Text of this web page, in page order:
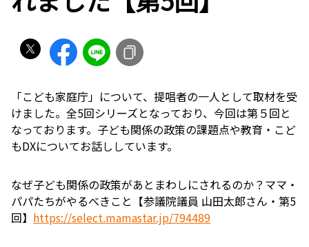
「こども家庭庁」について、提唱者の一人として取材を受
けました。全5回シリーズとなっており、今回は第５回と
なっております。子ども関係の政策の課題点や教育・こど
もDXについてお話ししています。
なぜ子ども関係の政策があとまわしにされるのか？ママ・
パパたちがやるべきこと【参議院議員 山田太郎さん・第5
回】 https://select.mamastar.jp/794489